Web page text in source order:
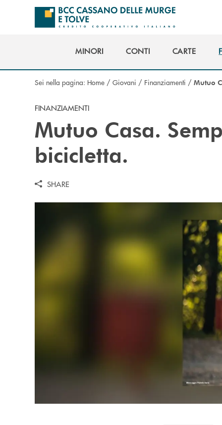
Salta al contenuto principale
MINORI
CONTI
CARTE
Sei nella pagina: Home / Giovani / Finanziamenti / Mutuo
FINANZIAMENTI
Mutuo Casa.
bicicletta.
SHARE